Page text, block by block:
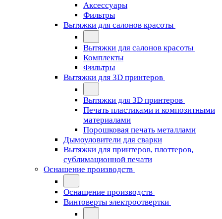
Аксессуары
Фильтры
Вытяжки для салонов красоты
Вытяжки для салонов красоты
Комплекты
Фильтры
Вытяжки для 3D принтеров
Вытяжки для 3D принтеров
Печать пластиками и композитными
материалами
Порошковая печать металлами
Дымоуловители для сварки
Вытяжки для принтеров, плоттеров,
сублимационной печати
Оснащение производств
Оснащение производств
Винтоверты электроотвертки